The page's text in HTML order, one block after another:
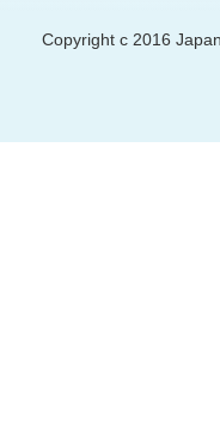
Copyright c 2016